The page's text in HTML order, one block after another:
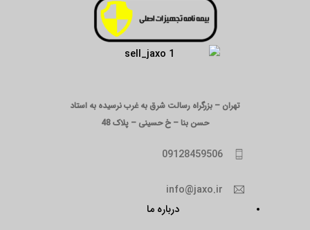
تهران – بزرگراه رسالت شرق به غرب نرسیده به استاد
حسن بنا – خ حسینی – پلاک 48
09128459506
info@jaxo.ir
درباره ما